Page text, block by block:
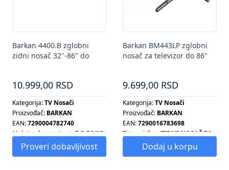
Barkan 4400.B zglobni
zidni nosač 32"-86" do
10.999,00 RSD
Kategorija:TV Nosači
Proizvođač: BARKAN
EAN:7290004782740
Maksimalna nosivost:DO 56 KG
Proveri dobavljivost
Barkan BM443LP zglobni
nosač za televizor do 86"
9.699,00 RSD
Kategorija:TV Nosači
Proizvođač: BARKAN
EAN:7290016783698
Tip grejalice:ZIDNI NOSAČ ZA
TELEVIZOR
Tip radijatora:ZIDNI NOSAČ ZA
Dodaj u korpu